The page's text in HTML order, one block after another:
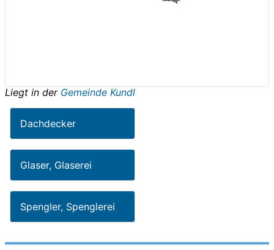
Liegt in der Gemeinde Kundl
Dachdecker
Glaser, Glaserei
Spengler, Spenglerei